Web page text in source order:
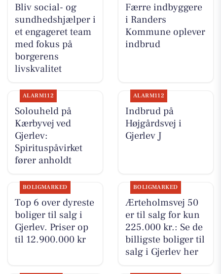
Bliv social- og
sundhedshjælper i
et engageret team
med fokus på
borgerens
livskvalitet
Færre indbyggere
i Randers
Kommune oplever
indbrud
ALARM112
Solouheld på
Kærbyvej ved
Gjerlev:
Spirituspåvirket
fører anholdt
ALARM112
Indbrud på
Højgårdsvej i
Gjerlev J
BOLIGMARKED
Top 6 over dyreste
boliger til salg i
Gjerlev. Priser op
til 12.900.000 kr
BOLIGMARKED
Ærteholmsvej 50
er til salg for kun
225.000 kr.: Se de
billigste boliger til
salg i Gjerlev her